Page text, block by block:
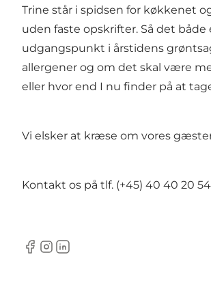
Trine står i spidsen for køkkenet
uden faste opskrifter. Så det
udgangspunkt i årstidens
allergener og om det skal være
eller hvor end I nu finder på at
Vi elsker at kræse om vores
Kontakt os på tlf. (+45) 40 40 20
Facebook
Instagram
LinkedIn